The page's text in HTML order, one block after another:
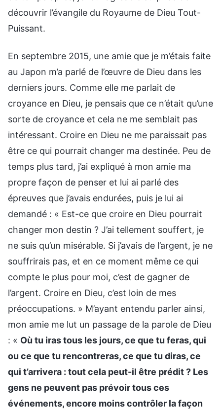
découvrir l’évangile du Royaume de Dieu Tout-
Puissant.
En septembre 2015, une amie que je m’étais faite
au Japon m’a parlé de l’œuvre de Dieu dans les
derniers jours. Comme elle me parlait de
croyance en Dieu, je pensais que ce n’était qu’une
sorte de croyance et cela ne me semblait pas
intéressant. Croire en Dieu ne me paraissait pas
être ce qui pourrait changer ma destinée. Peu de
temps plus tard, j’ai expliqué à mon amie ma
propre façon de penser et lui ai parlé des
épreuves que j’avais endurées, puis je lui ai
demandé : « Est-ce que croire en Dieu pourrait
changer mon destin ? J’ai tellement souffert, je
ne suis qu’un misérable. Si j’avais de l’argent, je ne
souffrirais pas, et en ce moment même ce qui
compte le plus pour moi, c’est de gagner de
l’argent. Croire en Dieu, c’est loin de mes
préoccupations. » M’ayant entendu parler ainsi,
mon amie me lut un passage de la parole de Dieu
: « Où tu iras tous les jours, ce que tu feras, qui
ou ce que tu rencontreras, ce que tu diras, ce
qui t’arrivera : tout cela peut-il être prédit ? Les
gens ne peuvent pas prévoir tous ces
événements, encore moins contrôler la façon